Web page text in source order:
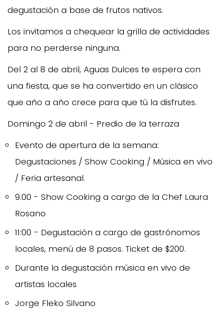
degustación a base de frutos nativos.
Los invitamos a chequear la grilla de actividades
para no perderse ninguna.
Del 2 al 8 de abril, Aguas Dulces te espera con
una fiesta, que se ha convertido en un clásico
que año a año crece para que tú la disfrutes.
Domingo 2 de abril - Predio de la terraza
Evento de apertura de la semana:
Degustaciones / Show Cooking / Música en vivo
/ Feria artesanal.
9.00 - Show Cooking a cargo de la Chef Laura
Rosano
11:00 - Degustación a cargo de gastrónomos
locales, menú de 8 pasos. Ticket de $200.
Durante la degustación música en vivo de
artistas locales
Jorge Fleko Silvano